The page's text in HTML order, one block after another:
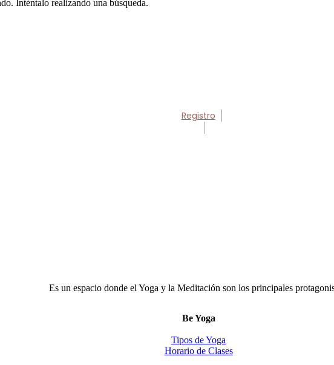
Inténtalo realizando una búsqueda.
Registro
Es un espacio donde el Yoga y la Meditación son los principales
Be Yoga
Tipos de Yoga
Horario de Clases